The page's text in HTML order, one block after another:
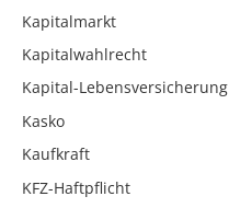
Kapitalmarkt
Kapitalwahlrecht
Kapital-Lebensversicherung
Kasko
Kaufkraft
KFZ-Haftpflicht